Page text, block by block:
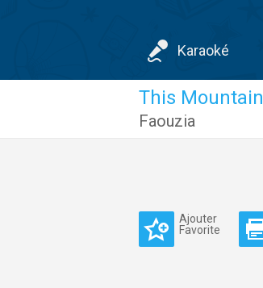
Karaoké
This Mountain
Faouzia
Ajouter
Favorite